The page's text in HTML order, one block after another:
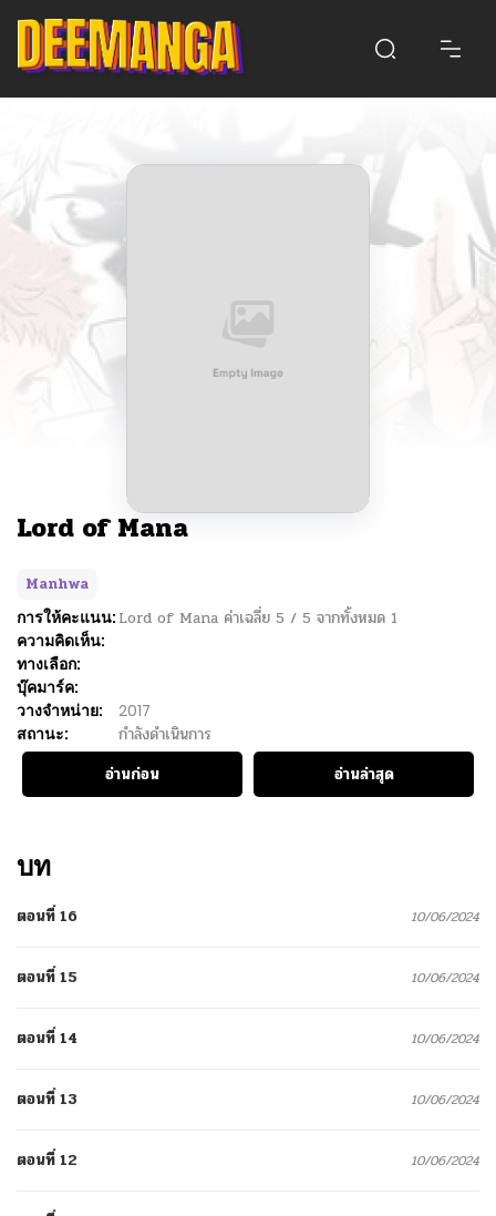
Lord of Mana
Manhwa
การให้คะแนน: Lord of Mana ค่าเฉลี่ย 5 / 5 จากทั้งหมด 1
ความคิดเห็น:
ทางเลือก:
บุ๊คมาร์ค:
วางจำหน่าย:
2017
สถานะ:
กำลังดำเนินการ
อ่านก่อน
อ่านล่าสุด
บท
ตอนที่ 16 10/06/2024
ตอนที่ 15 10/06/2024
ตอนที่ 14 10/06/2024
ตอนที่ 13 10/06/2024
ตอนที่ 12 10/06/2024